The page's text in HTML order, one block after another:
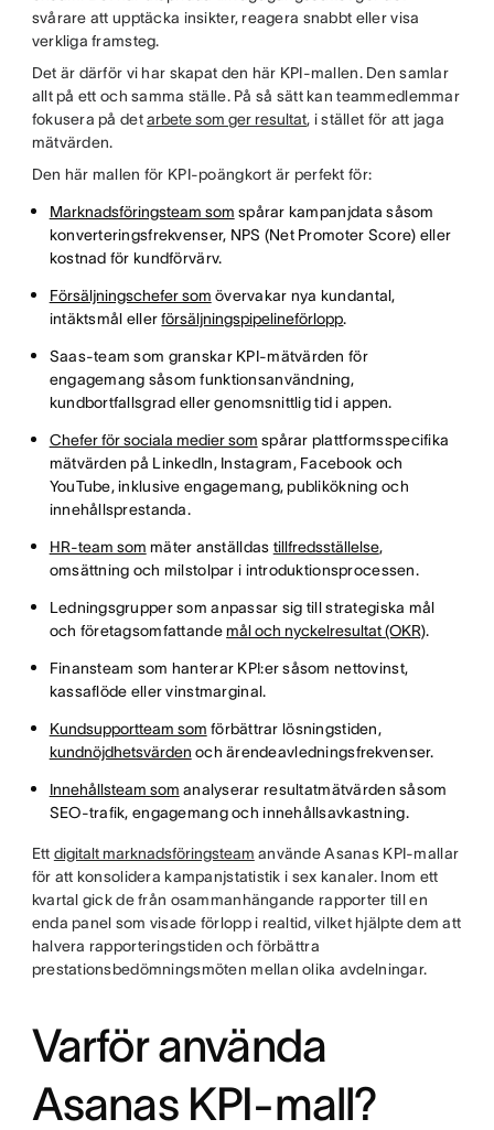
svårare att upptäcka insikter, reagera snabbt eller visa
verkliga framsteg.
Det är därför vi har skapat den här KPI-mallen. Den samlar
allt på ett och samma ställe. På så sätt kan teammedlemmar
fokusera på detarbete som ger resultat, i stället för att jaga
mätvärden.
Den här mallen för KPI-poängkort är perfekt för:
Marknadsföringsteam som spårar kampanjdata såsom
konverteringsfrekvenser, NPS (Net Promoter Score) eller
kostnad för kundförvärv.
Försäljningschefer som övervakar nya kundantal,
intäktsmål ellerförsäljningspipelineförlopp.
Saas-team som granskar KPI-mätvärden för
engagemang såsom funktionsanvändning,
kundbortfallsgrad eller genomsnittlig tid i appen.
Chefer för sociala medier som spårar plattformsspecifika
mätvärden på LinkedIn, Instagram, Facebook och
YouTube, inklusive engagemang, publikökning och
innehållsprestanda.
HR-team som mäter anställdas tillfredsställelse,
omsättning och milstolpar i introduktionsprocessen.
Ledningsgrupper som anpassar sig till strategiska mål
och företagsomfattandemål och nyckelresultat (OKR).
Finansteam som hanterar KPI:er såsom nettovinst,
kassaflöde eller vinstmarginal.
Kundsupportteam som förbättrar lösningstiden,
kundnöjdhetsvärden och ärendeavledningsfrekvenser.
Innehållsteam som analyserar resultatmätvärden såsom
SEO-trafik, engagemang och innehållsavkastning.
Ett digitalt marknadsföringsteam använde Asanas KPI-mallar
för att konsolidera kampanjstatistik i sex kanaler. Inom ett
kvartal gick de från osammanhängande rapporter till en
enda panel som visade förlopp i realtid, vilket hjälpte dem att
halvera rapporteringstiden och förbättra
prestationsbedömningsmöten mellan olika avdelningar.
Varför använda
Asanas KPI-mall?